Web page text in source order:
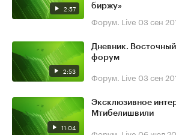
2:57
биржу»
Форум. Live 03 сен
2:53
Дневник.
форум
Форум. Live 03 сен
11:04
Эксклюзивное
Мтибелишвили